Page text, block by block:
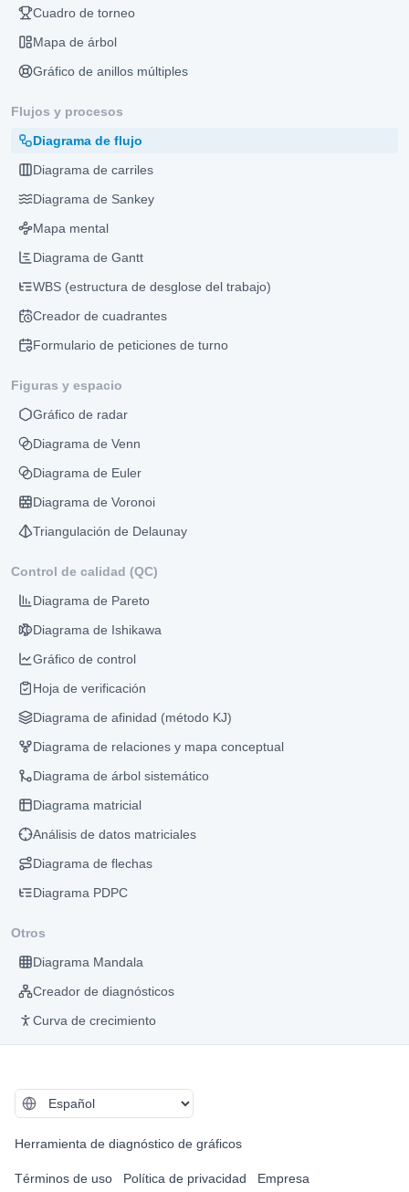
Cuadro de torneo
Mapa de árbol
Gráfico de anillos múltiples
Flujos y procesos
Diagrama de flujo
Diagrama de carriles
Diagrama de Sankey
Mapa mental
Diagrama de Gantt
WBS (estructura de desglose del trabajo)
Creador de cuadrantes
Formulario de peticiones de turno
Figuras y espacio
Gráfico de radar
Diagrama de Venn
Diagrama de Euler
Diagrama de Voronoi
Triangulación de Delaunay
Control de calidad (QC)
Diagrama de Pareto
Diagrama de Ishikawa
Gráfico de control
Hoja de verificación
Diagrama de afinidad (método KJ)
Diagrama de relaciones y mapa conceptual
Diagrama de árbol sistemático
Diagrama matricial
Análisis de datos matriciales
Diagrama de flechas
Diagrama PDPC
Otros
Diagrama Mandala
Creador de diagnósticos
Curva de crecimiento
Herramienta de diagnóstico de gráficos
Términos de uso Política de privacidad Empresa